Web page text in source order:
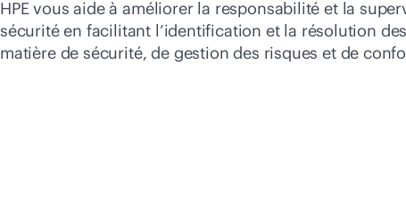
HPE vous aide à améliorer la responsabilité et la
sécurité en facilitant l’identification et la résolution
matière de sécurité, de gestion des risques et de